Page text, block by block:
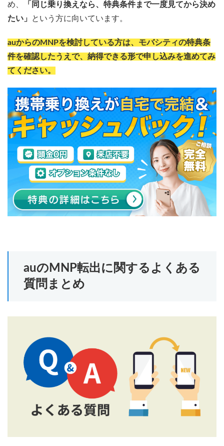
め、
「同じ乗り換えなら、特典条件まで一度見てから決め
たい」
という方に向いています。
auからのMNPを検討している方は、モバシティの特典条
件を確認したうえで、納得できる形で申し込みを進めてみ
てください。
auのMNP転出に関するよくある
質問まとめ